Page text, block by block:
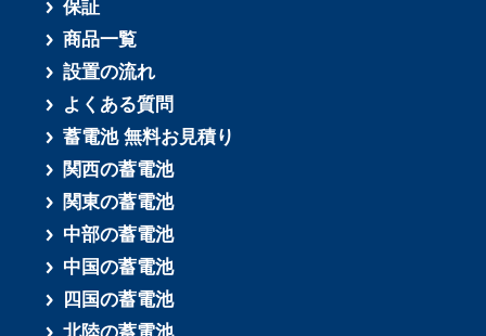
保証
商品一覧
設置の流れ
よくある質問
蓄電池 無料お見積り
関西の蓄電池
関東の蓄電池
中部の蓄電池
中国の蓄電池
四国の蓄電池